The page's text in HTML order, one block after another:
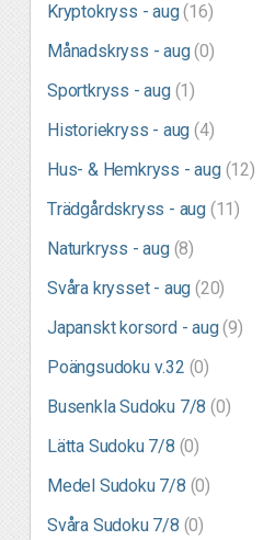
Kryptokryss - aug(16)
Månadskryss - aug(0)
Sportkryss - aug (1)
Historiekryss - aug(4)
Hus- & Hemkryss - aug (12)
Trädgårdskryss - aug (11)
Naturkryss - aug (8)
Svåra krysset - aug(20)
Japanskt korsord - aug(9)
Poängsudoku v.32 (0)
Busenkla Sudoku 7/8(0)
Lätta Sudoku 7/8 (0)
Medel Sudoku 7/8 (0)
Svåra Sudoku 7/8 (0)